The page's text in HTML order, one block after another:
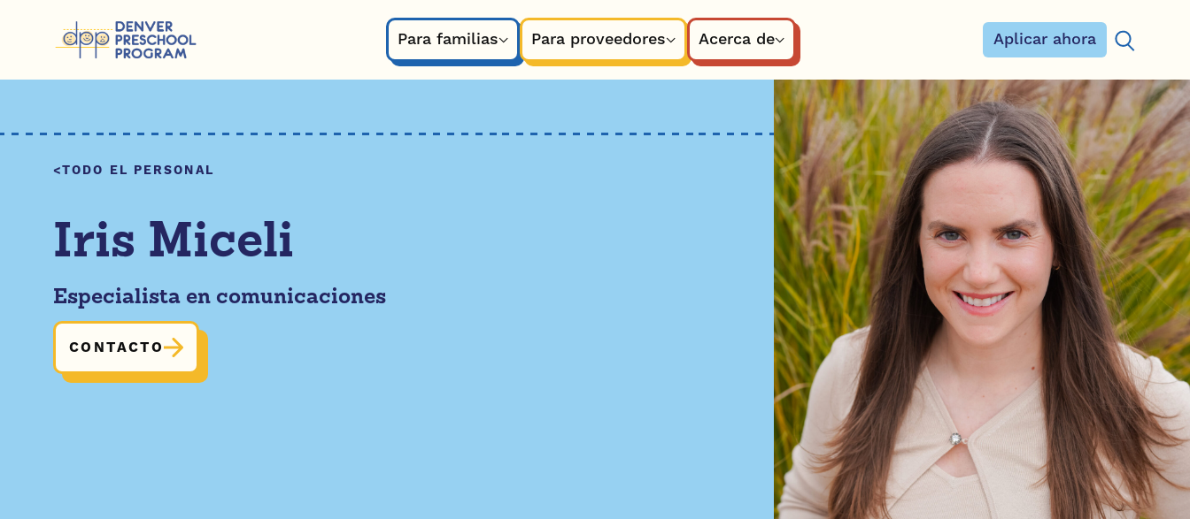
Para familias
Para proveedores Acerca de Aplicar ahora
Buscar:
TODO EL PERSONAL
Iris Miceli
Especialista en comunicaciones
CONTACTO